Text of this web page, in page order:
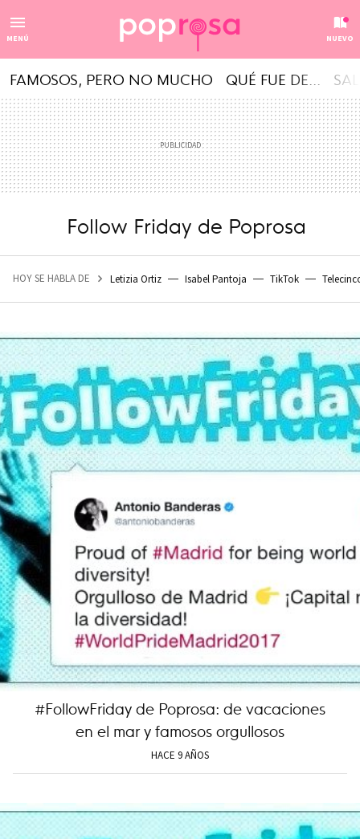
MENÚ NUEVO
FAMOSOS, PERO NO MUCHO QUÉ FUE DE...
Follow Friday de Poprosa
HOY SE HABLA DE Letizia Ortiz Isabel Pantoja TikTok
#FollowFriday de Poprosa: de vacaciones
en el mar y famosos orgullosos
HACE 9 AÑOS